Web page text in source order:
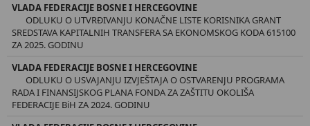
VLADA FEDERACIJE BOSNE I HERCEGOVINE
ODLUKU O UTVRĐIVANJU KONAČNE LISTE KORISNIKA GRANT
SREDSTAVA KAPITALNIH TRANSFERA SA EKONOMSKOG KODA 615100
ZA 2025. GODINU
VLADA FEDERACIJE BOSNE I HERCEGOVINE
ODLUKU O USVAJANJU IZVJEŠTAJA O OSTVARENJU PROGRAMA
RADA I FINANSIJSKOG PLANA FONDA ZA ZAŠTITU OKOLIŠA
FEDERACIJE BiH ZA 2024. GODINU